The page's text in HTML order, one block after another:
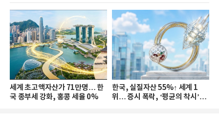
세계 초고액자산가 71만명… 한
국 종부세 강화, 홍콩 세율 0%
한국, 실질자산 55%↑ 세계 1
위… 증시 폭락, ‘평균의 착시’와